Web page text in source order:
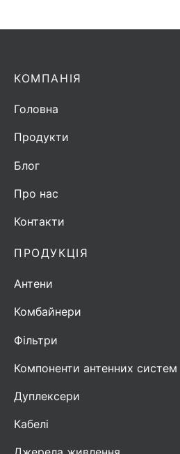
ПРОДУКЦІЯ
Антени
Комбайнери
Фільтри
Компоненти антенних систем
Дуплексери
Кабелі
КОМПАНІЯ
Головна
Продукти
Блог
Про нас
Контакти